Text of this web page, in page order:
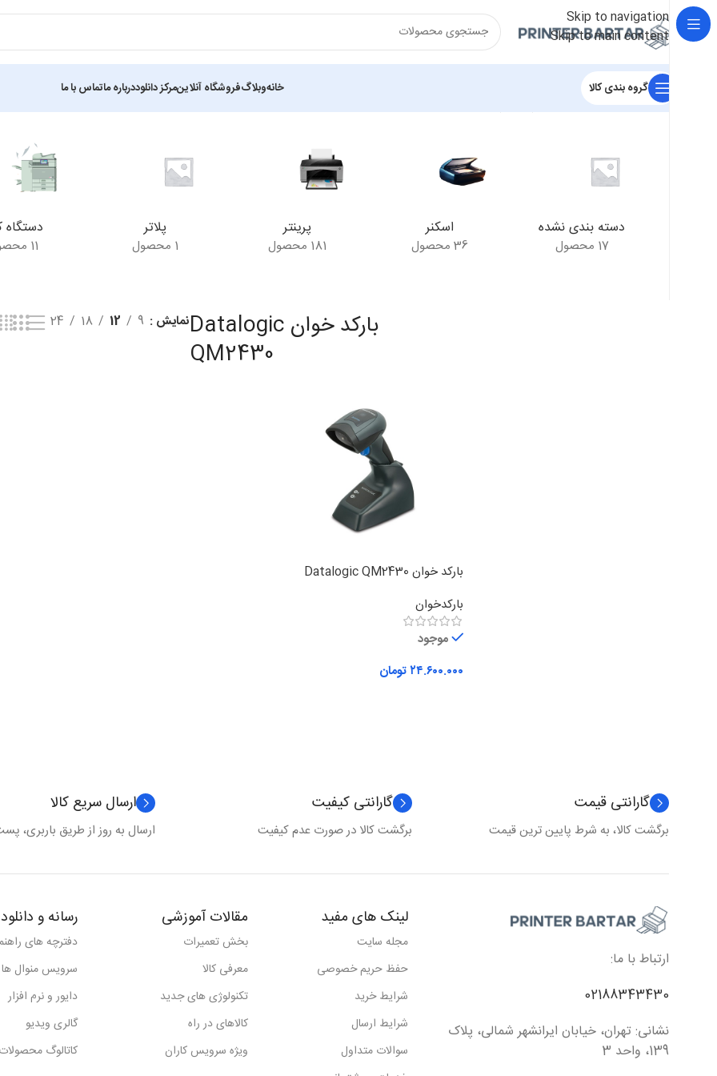
Skip to navigation
Skip to main content
گروه بندی کالا خانهوبلاگفروشگاه آنلاینمرکز دانلوددرباره ماتماس با ما
خانه/محصولات برچسب خورده “بارکد خوان Datalogic QM2430”
دسته بندی نشده
17 محصول
اسکنر
36 محصول
پرینتر
181 محصول
پلاتر
1 محصول
دستگاه
11 محصول
بارکد خوان Datalogic
QM2430
نمایش 9
12
18
24
بارکد خوان Datalogic QM2430
بارکدخوان
موجود
۲۴.۶۰۰.۰۰۰تومان
گارانتی قیمت
برگشت کالا، به شرط پایین ترین قیمت
گارانتی کیفیت
برگشت کالا در صورت عدم کیفیت
ارسال سریع کالا
ارسال به روز از طریق باربری،
ارتباط با ما:
02188343430
نشانی: تهران، خیابان ایرانشهر شمالی، پلاک
139، واحد 3
لینک های مفید
مجله سایت
حفظ حریم خصوصی
شرایط خرید
شرایط ارسال
سوالات متداول
مقالات آموزشی
بخش تعمیرات
معرفی کالا
تکنولوژی های جدید
کالاهای در راه
ویژه سرویس کاران
رسانه و دانلود
دفترچه های
سرویس منوال ها
دایور و نرم افزار
گالری ویدیو
کاتالوگ